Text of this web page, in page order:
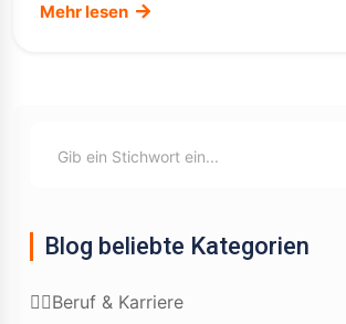
Mehr lesen
Blog beliebte Kategorien
👷‍♂️Beruf & Karriere